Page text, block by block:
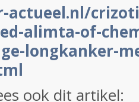
alimta-of-
longkanker-
ook dit artikel: